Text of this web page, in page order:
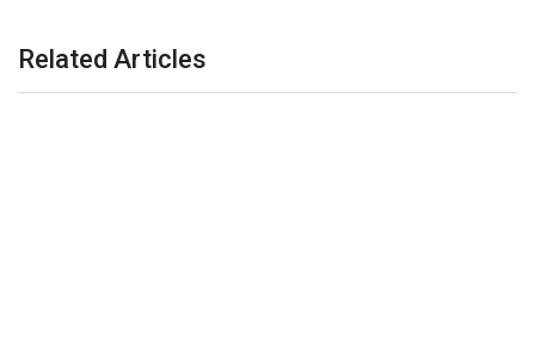
Related Articles